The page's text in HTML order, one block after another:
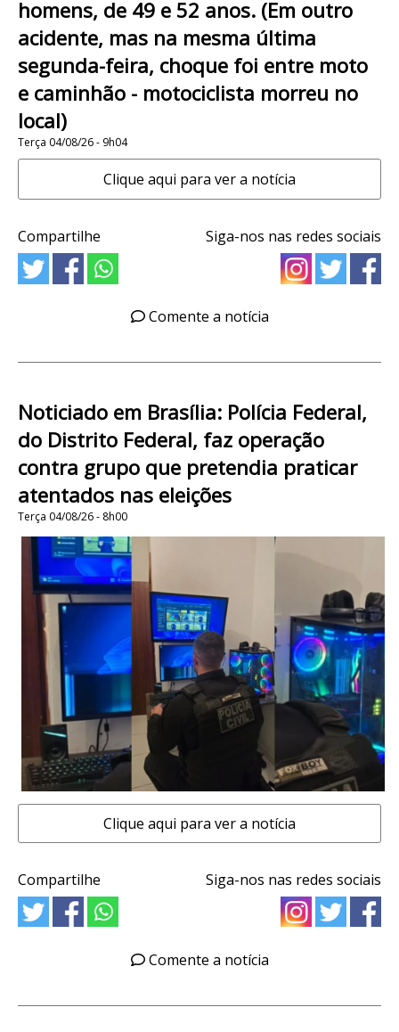
homens, de 49 e 52 anos. (Em outro
acidente, mas na mesma última
segunda-feira, choque foi entre moto
e caminhão - motociclista morreu no
local)
Terça 04/08/26 - 9h04
Clique aqui para ver a notícia
Compartilhe Siga-nos nas redes sociais
Comente a notícia
Noticiado em Brasília: Polícia Federal,
do Distrito Federal, faz operação
contra grupo que pretendia praticar
atentados nas eleições
Terça 04/08/26 - 8h00
Clique aqui para ver a notícia
Compartilhe Siga-nos nas redes sociais
Comente a notícia